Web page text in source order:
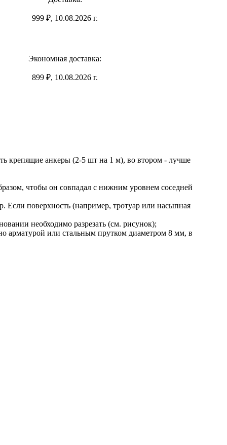
999 ₽, 10.08.2026 г.
Экономная доставка:
899 ₽, 10.08.2026 г.
крепящие анкеры (2-5 шт на 1 м), во втором - лучше
чтобы он совпадал с нижним уровнем соседней
Если поверхность (например, тротуар или насыпная
необходимо разрезать (см. рисунок);
арматурой или стальным прутком диаметром 8 мм, в